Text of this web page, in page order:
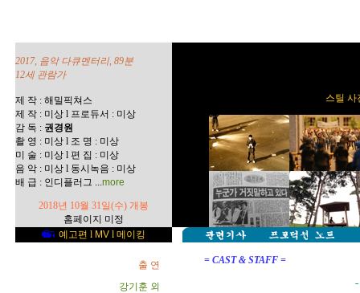
2017, 음악 다큐멘터리, 89분
12세 관람가
제 작 : 해밀픽쳐스
제 작 : 미상 l 프로듀서 : 미상
감 독 : 권경원
촬 영 : 미상 l 조 명 : 미상
미 술 : 미상 l 편 집 : 미상
음 악 : 미상 l 동시녹음 : 미상
배 급 : 인디플러그 ...more
2018년 10월 31일(수) 개봉
홈페이지 미정
스틸 사
예고편 l MV l 메이킹
출 연
강기훈 외
= CAST & STAFF =
-